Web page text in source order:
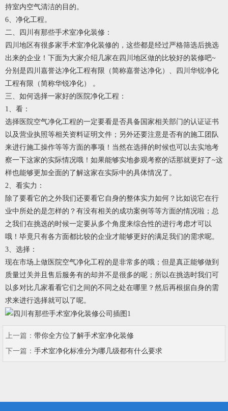
持室内空气清洁的目的。
6、净化工程。
二、四川有那些手术室净化装修：
四川地区有很多家手术室净化装修的，这些都是经过严格筛选后挑选
出来的企业！下面为大家介绍几家在四川地区做的比较好的装修吧~
分别是四川嘉誉达净化工程有限（简称嘉誉达净化）、四川华锐净化
工程有限（简称华锐净化） 。
三、如何选择一家好的医院净化工程：
1、看：
选择医院空气净化工程的一定要看是否具备国家相关部门的认证证书
以及营业执照等相关资料证明文件；另外还要注意是否有的施工团队
来进行施工操作等等方面的事项！当然在选择的时候也可以去实地考
察一下这家的实际情况哦！如果能够实地参观考察的话那就更好了~这
样也能够更加全面的了解这家在实际中的具体情况了。
2、看实力：
除了要看它的之外我们还要看它自身的整体实力如何？比如说它在行
业中所处的是怎样的？有没有相关的成功案例等等方面的情况啦；总
之我们在挑选的时候一定要从多个角度来综合性的进行考虑才可以
哦！毕竟只有各方面都比较的企业才能够更好的满足我们的需求呢。
3、选择：
现在市场上做医院空气净化工程的是非常多的哦；但是真正能够做到
质量过关并且售后服务有的却并不是很多的呢；所以在挑选时我们可
以多对比几家看看它们之间的不同之处在哪里？然后再根据自身的需
求来进行选择就可以了呢。
上一篇： 带你全方位了解手术室净化装修
下一篇： 手术室净化标准分为哪几级都有什么要求